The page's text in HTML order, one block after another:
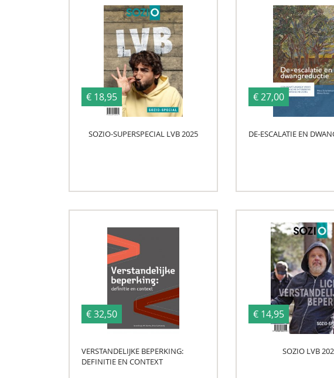
€ 18,95
SOZIO-SUPERSPECIAL LVB 2025
€ 27,00
DE-ESCALATIE EN
€ 32,50
VERSTANDELIJKE BEPERKING:
DEFINITIE EN CONTEXT
€ 14,95
SOZIO LVB